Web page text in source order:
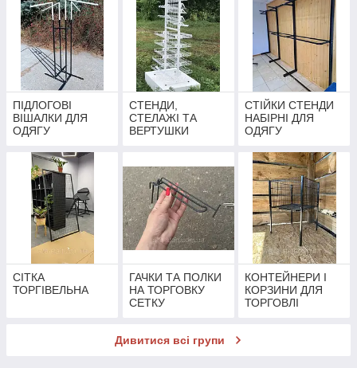
ПІДЛОГОВІ
ВІШАЛКИ ДЛЯ
ОДЯГУ
СТЕНДИ,
СТЕЛАЖІ ТА
ВЕРТУШКИ
СТІЙКИ СТЕНДИ
НАБІРНІ ДЛЯ
ОДЯГУ
СІТКА
ТОРГІВЕЛЬНА
ГАЧКИ ТА ПОЛКИ
НА ТОРГОВКУ
СЕТКУ
КОНТЕЙНЕРИ І
КОРЗИНИ ДЛЯ
ТОРГОВЛІ
Дивитися всі групи